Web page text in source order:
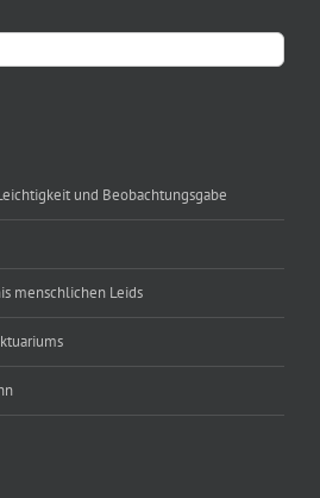
und Beobachtungsgabe
menschlichen Leids